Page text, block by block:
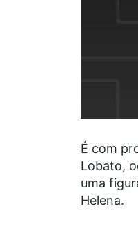
É com
Lobato,
uma
Helena.